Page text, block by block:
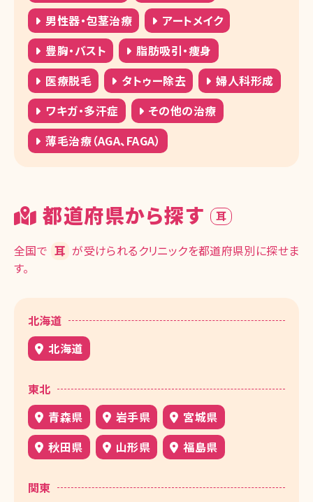
男性器・包茎治療
アートメイク
豊胸・バスト
脂肪吸引・痩身
医療脱毛
タトゥー除去
婦人科形成
ワキガ・多汗症
その他の治療
薄毛治療（AGA、FAGA）
都道府県から探す 耳
全国で 耳 が受けられるクリニックを都道府県別に探せま
す。
北海道
北海道
東北
青森県
岩手県
宮城県
秋田県
山形県 福島県
関東